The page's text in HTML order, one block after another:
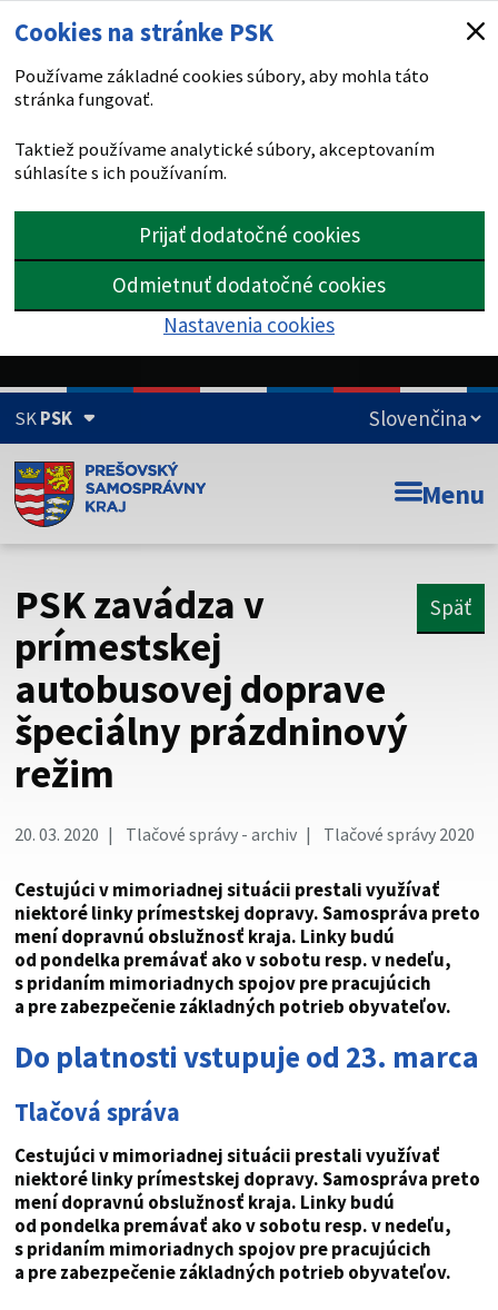
Cookies na stránke PSK
Používame základné cookies súbory, aby mohla táto
stránka fungovať.
Taktiež používame analytické súbory, akceptovaním
súhlasíte s ich používaním.
Prijať dodatočné cookies
Odmietnuť dodatočné cookies
Nastavenia cookies
SKPSK
Doména psk.sk je oficiálna
Toto je oficiálna webová stránka Prešovského
Táto stránka je zabezpečená
Buďte pozorní a vždy sa uistite, že zdieľate informácie iba
cez zabezpečenú webovú stránku. Zabezpečená stránka
vždy začína https:// pred názvom domény webového sídla.
Menu
PSK zavádza v
prímestskej
autobusovej doprave
špeciálny prázdninový
režim
Späť
20. 03. 2020 Tlačové správy - archiv Tlačové správy 2020
Cestujúci v mimoriadnej situácii prestali využívať
niektoré linky prímestskej dopravy. Samospráva preto
mení dopravnú obslužnosť kraja. Linky budú
od pondelka premávať ako v sobotu resp. v nedeľu,
s pridaním mimoriadnych spojov pre pracujúcich
a pre zabezpečenie základných potrieb obyvateľov.
Do platnosti vstupuje od 23. marca
Tlačová správa
Cestujúci v mimoriadnej situácii prestali využívať
niektoré linky prímestskej dopravy. Samospráva preto
mení dopravnú obslužnosť kraja. Linky budú
od pondelka premávať ako v sobotu resp. v nedeľu,
s pridaním mimoriadnych spojov pre pracujúcich
a pre zabezpečenie základných potrieb obyvateľov.